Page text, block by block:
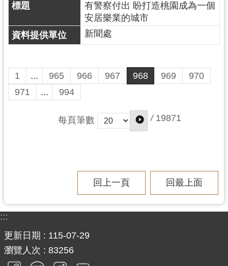
有警察付出 盼打造桃園成為一個
安居樂業的城市
新聞處
1 ... 965 966 967 968 969
970
971
... 994
每頁筆數 / 19871
回上一頁 回最上面
:::
更新日期
115-07-29
瀏覽人次
83256